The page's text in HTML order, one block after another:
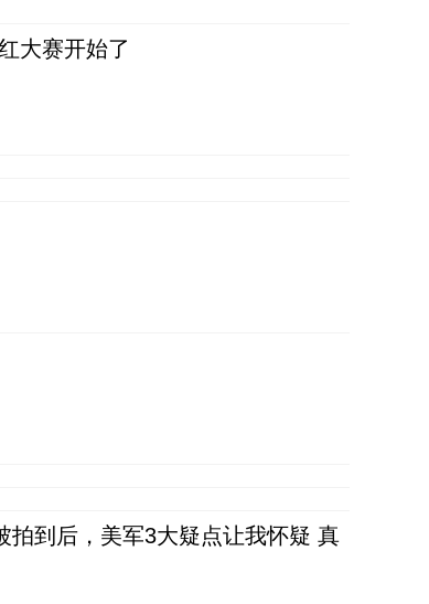
大赛开始了
拍到后，美军3大疑点让我怀疑 真